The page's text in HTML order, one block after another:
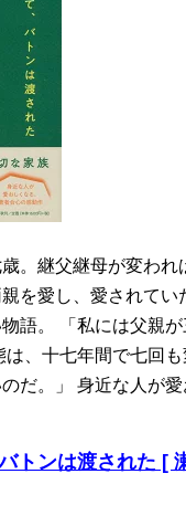
。継父継母が変われ
を愛し、愛されてい
語。 「私には父親
は、十七年間で七回
だ。」 身近な人が
トンは渡された [